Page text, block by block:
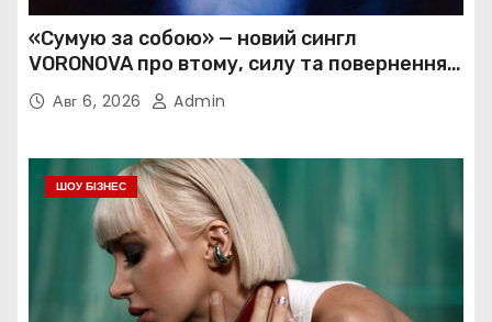
«Сумую за собою» — новий сингл
VORONOVA про втому, силу та повернення
до себе
Авг 6, 2026 Admin
ШОУ БІЗНЕС